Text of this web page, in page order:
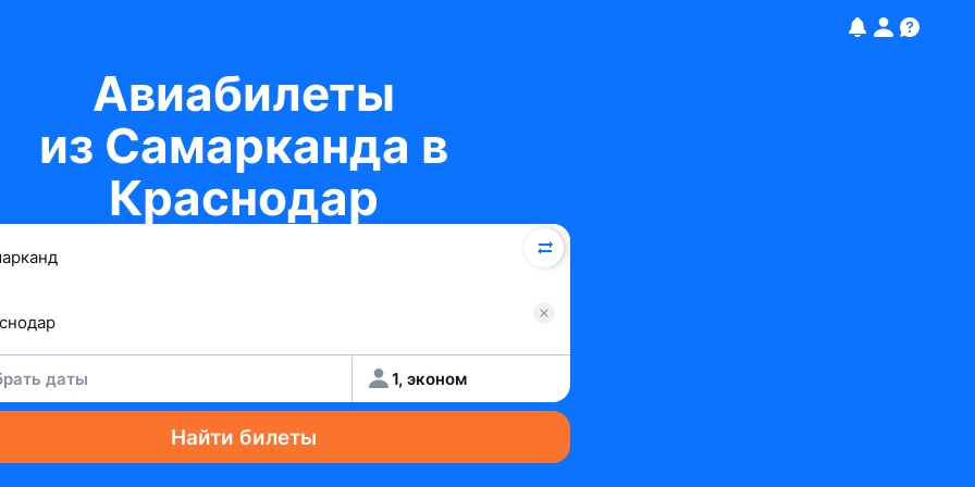
Авиабилеты
из Самарканда в
Краснодар
даты 1, эконом
Найти билеты